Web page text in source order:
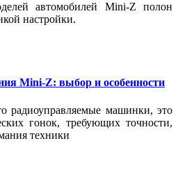
автомобилей Mini-Z полон
настройки.
Mini-Z: выбор и особенности
радиоуправляемые машинки, это
гонок, требующих точности,
техники